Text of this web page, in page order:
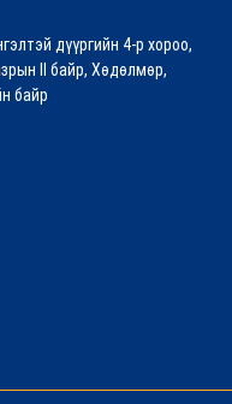
дүүргийн 4-р хороо,
II байр, Хөдөлмөр,
байр